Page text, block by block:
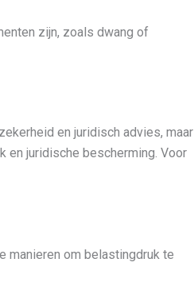
zijn, zoals dwang of
en juridisch advies, maar
en juridische bescherming. Voor
manieren om belastingdruk te